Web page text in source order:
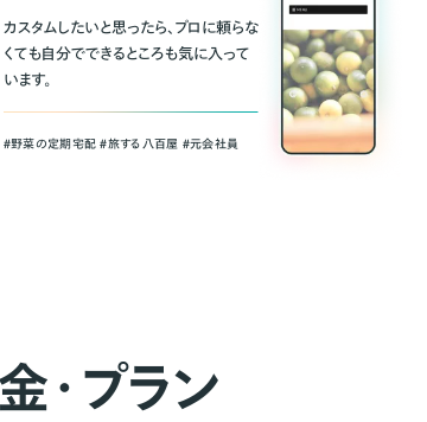
カスタムしたいと思ったら、プロに頼らな
くても自分でできるところも気に入って
います。
＃野菜の定期宅配 ＃旅する八百屋 ＃元会社員
・プラン